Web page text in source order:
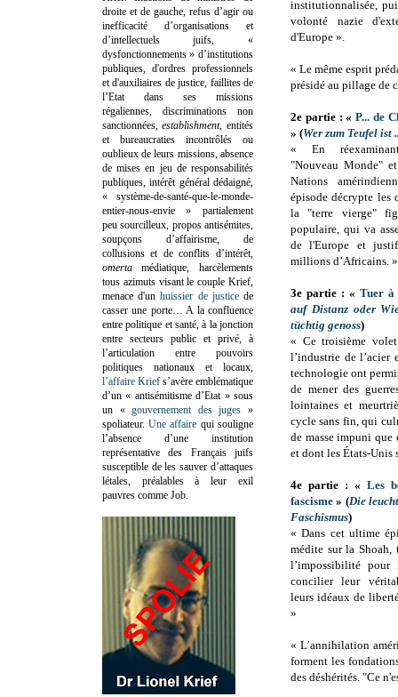
institutionnalisée,
volonté nazie
d'Europe ».
« Le même esprit
présidé au pillage de
2e partie : «P... de
» (Wer zum Teufel ist
« En
"Nouveau Monde"
Nations
épisode décrypte les
la "terre vierge"
populaire, qui va
de l'Europe et
millions d’Africains. »
3e partie : « Tuer à
auf Distanz oder
tüchtig genoss)
« Ce troisième
l’industrie de l’acier
technologie ont
de mener des
lointaines et
cycle sans fin, qui
de masse impuni que
et dont les États-Unis
4e partie : « Les
fascisme » (Die
Faschismus)
« Dans cet ultime
médite sur la
l’impossibilité pour
concilier leur
leurs idéaux de
»
« L’annihilation
forment les
des déshérités. "Ce
droite et de gauche, refus d’agir ou
inefficacité d’organisations et
d’intellectuels juifs, «
dysfonctionnements » d’institutions
publiques, d'ordres professionnels
et d'auxiliaires de justice, faillites de
l’Etat dans ses missions
régaliennes, discriminations non
sanctionnées,establishment, entités
et bureaucraties incontrôlés ou
oublieux de leurs missions, absence
de mises en jeu de responsabilités
publiques, intérêt général dédaigné,
« système-de-santé-que-le-monde-
entier-nous-envie » partialement
peu sourcilleux, propos antisémites,
soupçons d’affairisme, de
collusions et de conflits d’intérêt,
omertamédiatique, harcèlements
tous azimuts visant le couple Krief,
menace d'unhuissier de justicede
casser une porte… A la confluence
entre politique et santé, à la jonction
entre secteurs public et privé, à
l’articulation entre pouvoirs
politiques nationaux et locaux,
l’affaire Krief s’avère emblématique
d’un « antisémitisme d’Etat » sous
un «gouvernement des juges »
spoliateur.Une affaire qui souligne
l’absence d’une institution
représentative des Français juifs
susceptible de les sauver d’attaques
létales, préalables à leur exil
pauvres comme Job.